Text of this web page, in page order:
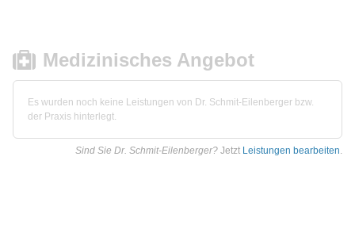
Medizinisches Angebot
Es wurden noch keine Leistungen von Dr. Schmit-Eilenberger bzw.
der Praxis hinterlegt.
Sind Sie Dr. Schmit-Eilenberger? Jetzt Leistungen bearbeiten.